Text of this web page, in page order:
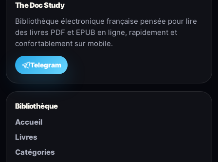
The Doc Study
Bibliothèque électronique française pensée pour lire
des livres PDF et EPUB en ligne, rapidement et
confortablement sur mobile.
Telegram
Bibliothèque
Accueil
Livres
Catégories